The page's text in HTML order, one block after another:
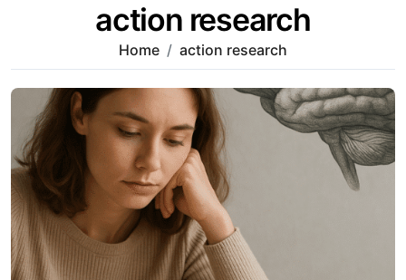
action research
Home action research